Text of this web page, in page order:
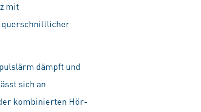
mit
querschnittlicher
dämpft und
sich an
kombinierten Hör-